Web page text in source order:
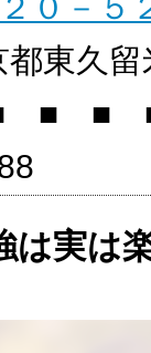
都東久
■ ■
は実は